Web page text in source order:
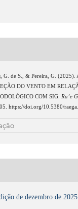
G. de S., & Pereira, G.
DO VENTO EM
COM SIG. Ra’e
https://doi.org/10.5380/
de dezembro de